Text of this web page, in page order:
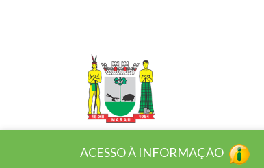
ACESSO À INFORMAÇÃO